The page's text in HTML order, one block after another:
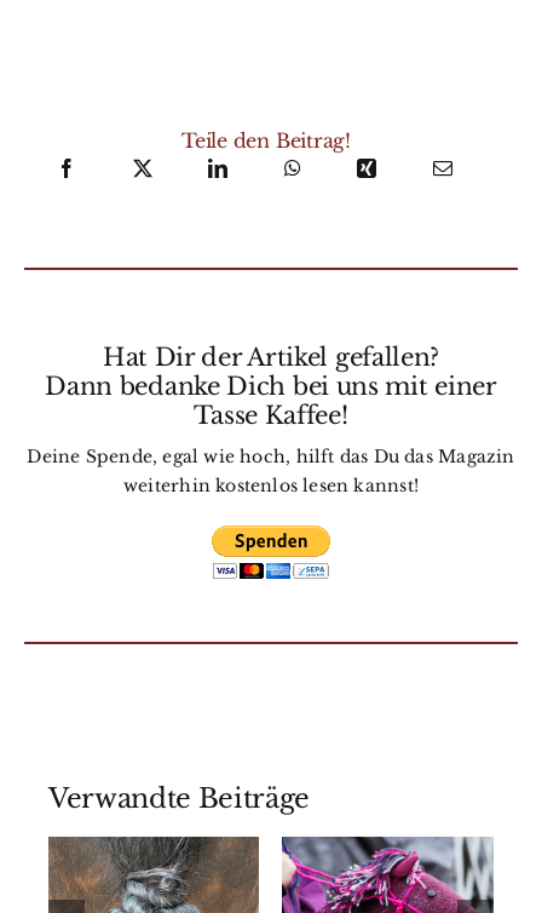
Teile den Beitrag!
Hat Dir der Artikel gefallen?
Dann bedanke Dich bei uns mit einer
Tasse Kaffee!
Deine Spende, egal wie hoch, hilft das Du das Magazin
weiterhin kostenlos lesen kannst!
Verwandte Beiträge
Basteltipps
für dein